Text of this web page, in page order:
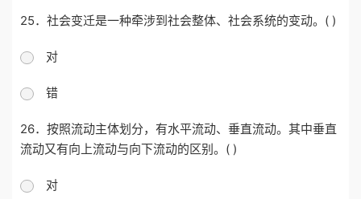
25．社会变迁是一种牵涉到社会整体、社会系统的变动。( )
对
错
26．按照流动主体划分，有水平流动、垂直流动。其中垂直
流动又有向上流动与向下流动的区别。( )
对